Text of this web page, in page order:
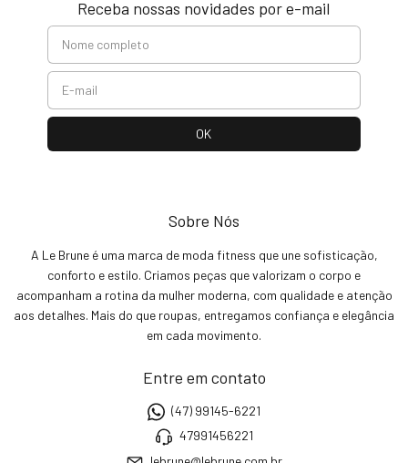
Receba nossas novidades por e-mail
Sobre Nós
A Le Brune é uma marca de moda fitness que une sofisticação,
conforto e estilo. Criamos peças que valorizam o corpo e
acompanham a rotina da mulher moderna, com qualidade e atenção
aos detalhes. Mais do que roupas, entregamos confiança e elegância
em cada movimento.
Entre em contato
(47) 99145-6221
47991456221